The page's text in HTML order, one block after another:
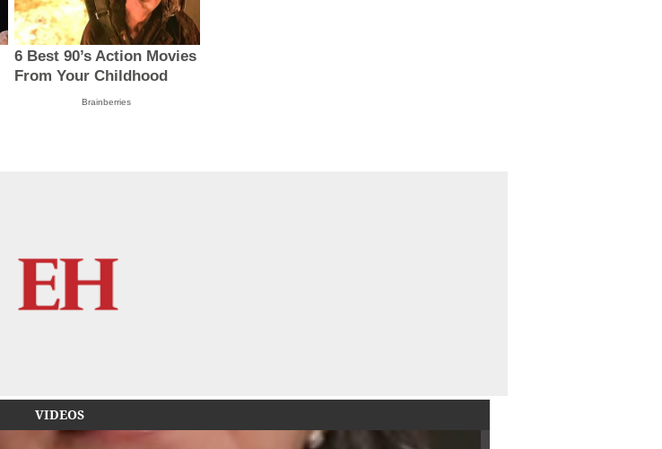
6 Best 90’s Action Movies
From Your Childhood
Brainberries
VIDEOS